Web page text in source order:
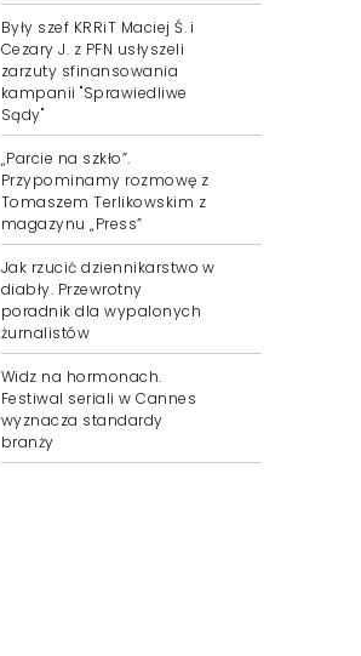
Były szef KRRiT Maciej Ś. i
Cezary J. z PFN usłyszeli
zarzuty sfinansowania
kampanii "Sprawiedliwe
Sądy"
„Parcie na szkło”.
Przypominamy rozmowę z
Tomaszem Terlikowskim z
magazynu „Press”
Jak rzucić dziennikarstwo w
diabły. Przewrotny
poradnik dla wypalonych
żurnalistów
Widz na hormonach.
Festiwal seriali w Cannes
wyznacza standardy
branży